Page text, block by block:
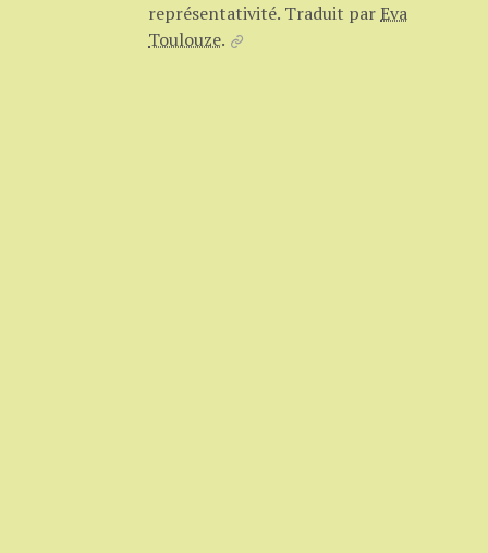
représentativité. Traduit parEva
Toulouze.